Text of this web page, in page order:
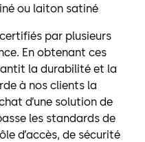
ou laiton satiné
par plusieurs
En obtenant ces
la durabilité et la
à nos clients la
d’une solution de
les standards de
d’accès, de sécurité